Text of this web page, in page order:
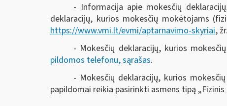
- Informacija apie mokesčių
deklaracijų, kurios mokesčių mokėtojams
https://www.vmi.lt/evmi/aptarnavimo-skyriai,
- Mokesčių deklaracijų, kurios
pildomos telefonu, sąrašas.
- Mokesčių deklaracijų, kurios
papildomai reikia pasirinkti asmens tipą